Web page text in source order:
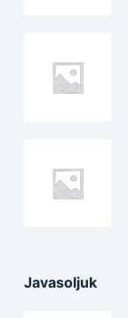
Javasoljuk